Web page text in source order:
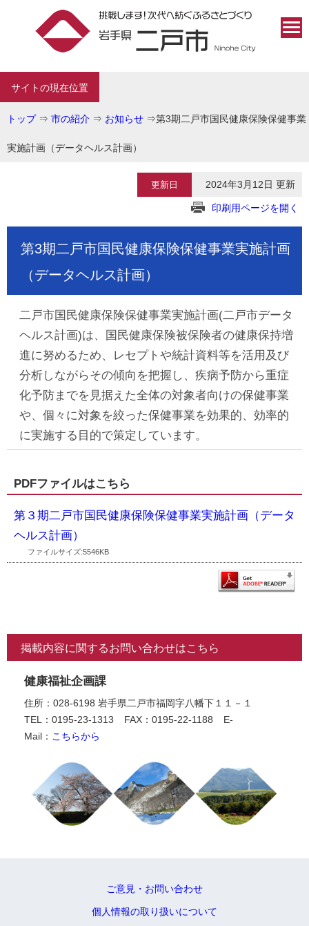
サイトの現在位置
トップ⇒ 市の紹介 ⇒ お知らせ ⇒第3期二戸市国民健康保険保健事業
実施計画（データヘルス計画）
更新日 2024年3月12日 更新
印刷用ページを開く
第3期二戸市国民健康保険保健事業実施計画
（データヘルス計画）
二戸市国民健康保険保健事業実施計画(二戸市データ
ヘルス計画)は、国民健康保険被保険者の健康保持増
進に努めるため、レセプトや統計資料等を活用及び
分析しながらその傾向を把握し、疾病予防から重症
化予防までを見据えた全体の対象者向けの保健事業
や、個々に対象を絞った保健事業を効果的、効率的
に実施する目的で策定しています。
PDFファイルはこちら
第３期二戸市国民健康保険保健事業実施計画（データ
ヘルス計画）
ファイルサイズ:5546KB
掲載内容に関するお問い合わせはこちら
健康福祉企画課
住所：028-6198 岩手県二戸市福岡字八幡下１１－１
TEL：0195-23-1313
FAX：0195-22-1188
E-
Mail： こちらから
ご意見・お問い合わせ
個人情報の取り扱いについて